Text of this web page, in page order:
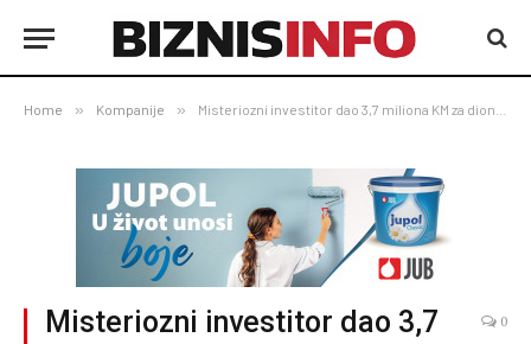
Home » Kompanije » Misteriozni investitor dao 3,7 miliona KM za dionice trgovca autima
Misteriozni investitor dao 3,7
0